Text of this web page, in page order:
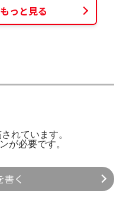
っと見る
れています。
が必要です。
書く